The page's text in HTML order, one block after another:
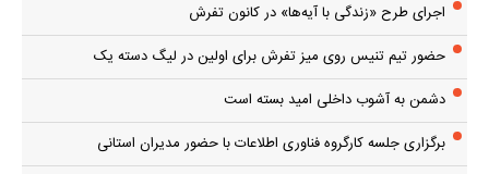
اجرای طرح «زندگی با آیه‌ها» در کانون تفرش
حضور تیم تنیس روی میز تفرش برای اولین در لیگ دسته یک
دشمن به آشوب داخلی امید بسته است
برگزاری جلسه کارگروه فناوری اطلاعات با حضور مدیران استانی